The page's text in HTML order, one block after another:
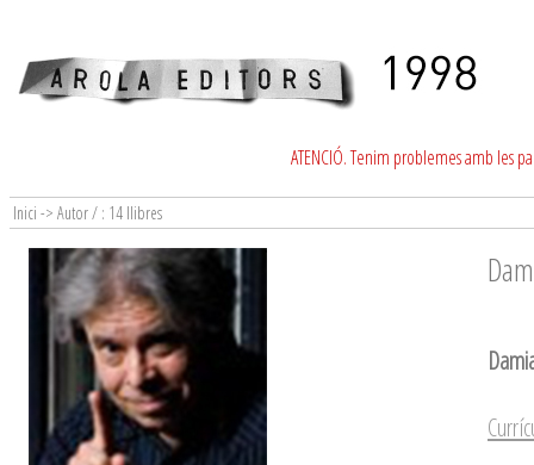
ATENCIÓ. Tenim problemes amb les
Inici -> Autor / : 14 llibres